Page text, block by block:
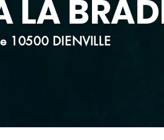
LA
10500 DIENVILLE